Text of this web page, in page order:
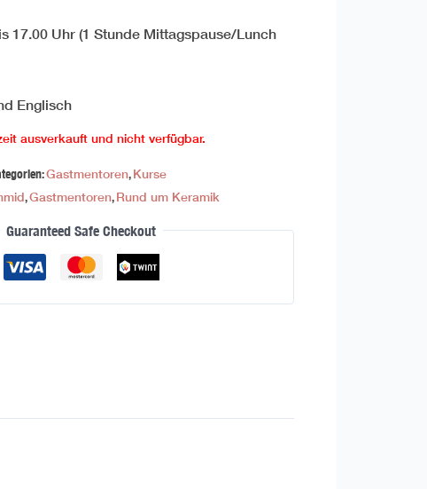
17.00 Uhr (1 Stunde Mittagspause/Lunch
Englisch
ausverkauft und nicht verfügbar.
Gastmentoren,Kurse
,Gastmentoren,Rund um Keramik
Guaranteed Safe Checkout